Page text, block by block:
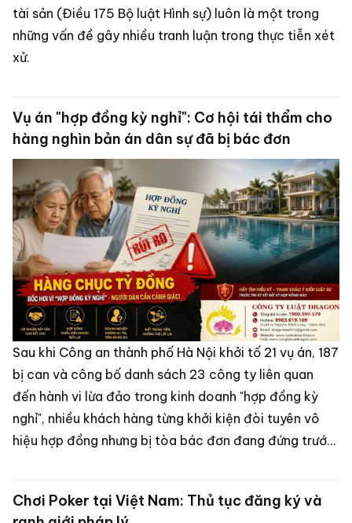
tài sản (Điều 175 Bộ luật Hình sự) luôn là một trong
những vấn đề gây nhiều tranh luận trong thực tiễn xét
xử.
Vụ án "hợp đồng kỳ nghỉ": Cơ hội tái thẩm cho
hàng nghìn bản án dân sự đã bị bác đơn
Sau khi Công an thành phố Hà Nội khởi tố 21 vụ án, 187
bị can và công bố danh sách 23 công ty liên quan
đến hành vi lừa đảo trong kinh doanh "hợp đồng kỳ
nghỉ", nhiều khách hàng từng khởi kiện đòi tuyên vô
hiệu hợp đồng nhưng bị tòa bác đơn đang đứng trước
thẩm.
Chơi Poker tại Việt Nam: Thủ tục đăng ký và